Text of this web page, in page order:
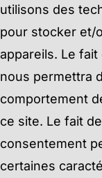
utilisons des
pour stocker et/
appareils. Le
nous permettra
comportement
ce site. Le fait
consentement
certaines